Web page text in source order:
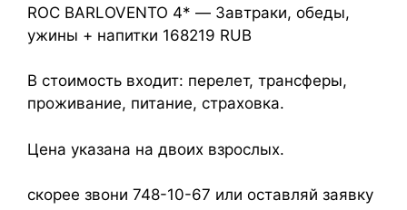
ROC BARLOVENTO 4* — Завтраки, обеды,
ужины + напитки 168219 RUB
В стоимость входит: перелет, трансферы,
проживание, питание, страховка.
Цена указана на двоих взрослых.
скорее звони 748-10-67 или оставляй заявку